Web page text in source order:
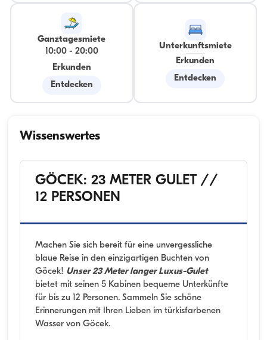
Ganztagesmiete
10:00- 20:00
Erkunden
Entdecken
Unterkunftsmiete
Erkunden
Entdecken
Wissenswertes
GÖCEK: 23 METER GULET //
12 PERSONEN
Machen Sie sich bereit für eine unvergessliche
blaue Reise in den einzigartigen Buchten von
Göcek! Unser 23 Meter langer Luxus-Gulet
bietet mit seinen 5 Kabinen bequeme Unterkünfte
für bis zu 12 Personen. Sammeln Sie schöne
Erinnerungen mit Ihren Lieben im türkisfarbenen
Wasser von Göcek.